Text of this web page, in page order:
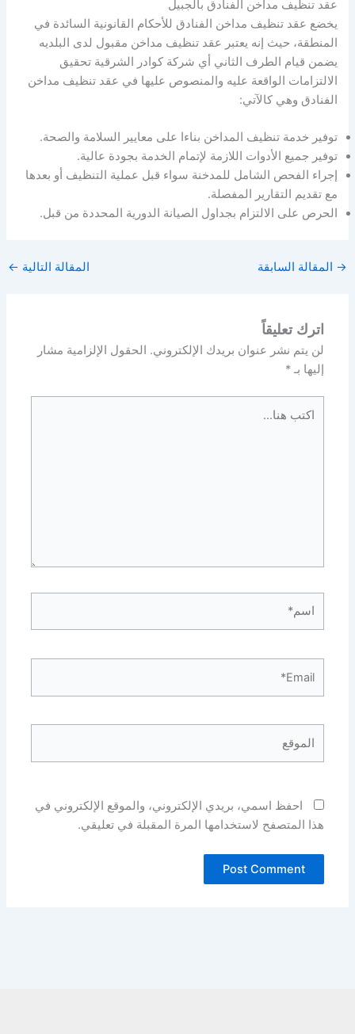
عقد تنظيف مداخن الفنادق بالجبيل
يخضع عقد تنظيف مداخن الفنادق للأحكام القانونية السائدة في
المنطقة، حيث إنه يعتبر عقد تنظيف مداخن مقبول لدى البلديه
يضمن قيام الطرف الثاني أي شركة كوادر الشرقية تحقيق
الالتزامات الواقعة عليه والمنصوص عليها في عقد تنظيف مداخن
الفنادق وهي كالآتي:
توفير خدمة تنظيف المداخن بناءا على معايير السلامة والصحة.
توفير جميع الأدوات اللازمة لإتمام الخدمة بجودة عالية.
إجراء الفحص الشامل للمدخنة سواء قبل عملية التنظيف أو بعدها
مع تقديم التقارير المفصلة.
الحرص على الالتزام بجداول الصيانة الدورية المحددة من قبل.
→ المقالة السابقة المقالة التالية ←
اترك تعليقاً
لن يتم نشر عنوان بريدك الإلكتروني. الحقول الإلزامية مشار
إليها بـ*
هنا...
احفظ اسمي، بريدي الإلكتروني، والموقع الإلكتروني في
هذا المتصفح لاستخدامها المرة المقبلة في تعليقي.